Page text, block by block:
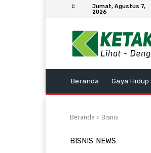
C
Jumat, Agustus 7,
2026
Beranda Gaya Hidup
Beranda Bisnis
BISNIS NEWS